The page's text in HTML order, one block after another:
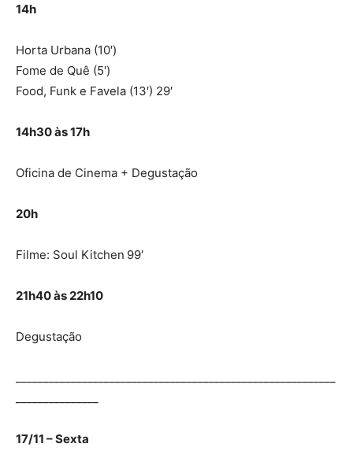
14h
Horta Urbana (10′)
Fome de Quê (5′)
Food, Funk e Favela (13′) 29′
14h30 às 17h
Oficina de Cinema + Degustação
20h
Filme: Soul Kitchen 99′
21h40 às 22h10
Degustação
17/11 – Sexta